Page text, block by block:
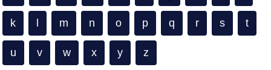
k m n o p q r s t
u v w x y z